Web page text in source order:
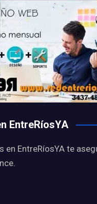
EntreRíosYA
en EntreRíosYA te